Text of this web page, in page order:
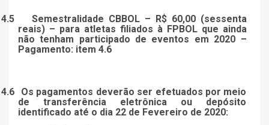
4.5
Semestralidade CBBOL – R$ 60,00 (sessenta
reais) – para atletas filiados à FPBOL que ainda
não tenham participado de eventos em 2020 –
Pagamento: item 4.6
4.6
Os pagamentos deverão ser efetuados por meio
de transferência eletrônica ou depósito
identificado até o dia 22 de Fevereiro de 2020: